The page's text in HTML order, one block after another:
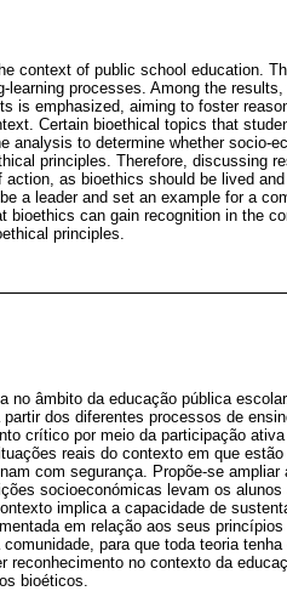
context of public school education.
processes. Among the
is emphasized, aiming to foster
Certain bioethical topics that
analysis to determine whether socio-
principles. Therefore, discussing
as bioethics should be lived
a leader and set an example for a
can gain recognition in the
principles.
no âmbito da educação pública
dos diferentes processos de
crítico por meio da participação
reais do contexto em que
com segurança. Propõe-se ampliar
socioeconómicas levam os alunos
implica a capacidade de
em relação aos seus
para que toda teoria
no contexto da
bioéticos.